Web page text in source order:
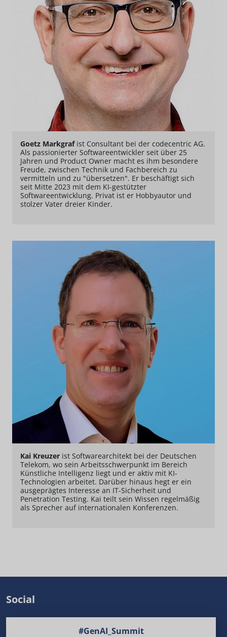
Goetz Markgrafist Consultant bei der codecentric AG.
Als passionierter Softwareentwickler seit über 25
Jahren und Product Owner macht es ihm besondere
Freude, zwischen Technik und Fachbereich zu
vermitteln und zu "übersetzen". Er beschäftigt sich
seit Mitte 2023 mit dem KI-gestützter
Softwareentwicklung. Privat ist er Hobbyautor und
stolzer Vater dreier Kinder.
Kai Kreuzer ist Softwarearchitekt bei der Deutschen
Telekom, wo sein Arbeitsschwerpunkt im Bereich
Künstliche Intelligenz liegt und er aktiv mit KI-
Technologien arbeitet. Darüber hinaus hegt er ein
ausgeprägtes Interesse an IT-Sicherheit und
Penetration Testing. Kai teilt sein Wissen regelmäßig
als Sprecher auf internationalen Konferenzen.
Social
#GenAI_Summit